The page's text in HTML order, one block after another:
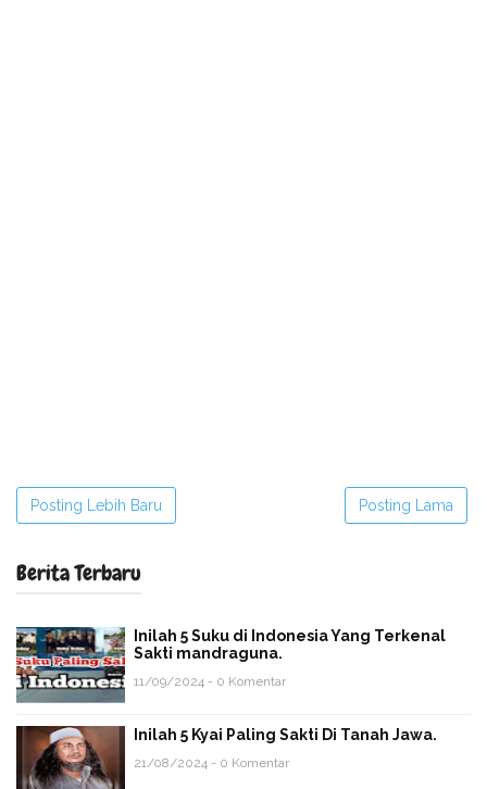
Posting Lebih Baru Posting Lama
Berita Terbaru
Inilah 5 Suku di Indonesia Yang Terkenal
Sakti mandraguna.
11/09/2024 - 0 Komentar
Inilah 5 Kyai Paling Sakti Di Tanah Jawa.
21/08/2024 - 0 Komentar